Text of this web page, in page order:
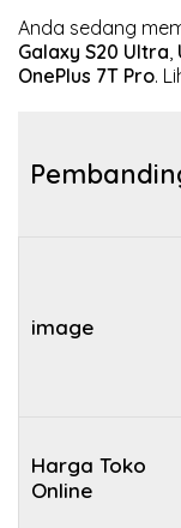
Anda sedang
Galaxy S20 Ultra,
OnePlus 7T Pro.
image
Harga Toko
Online